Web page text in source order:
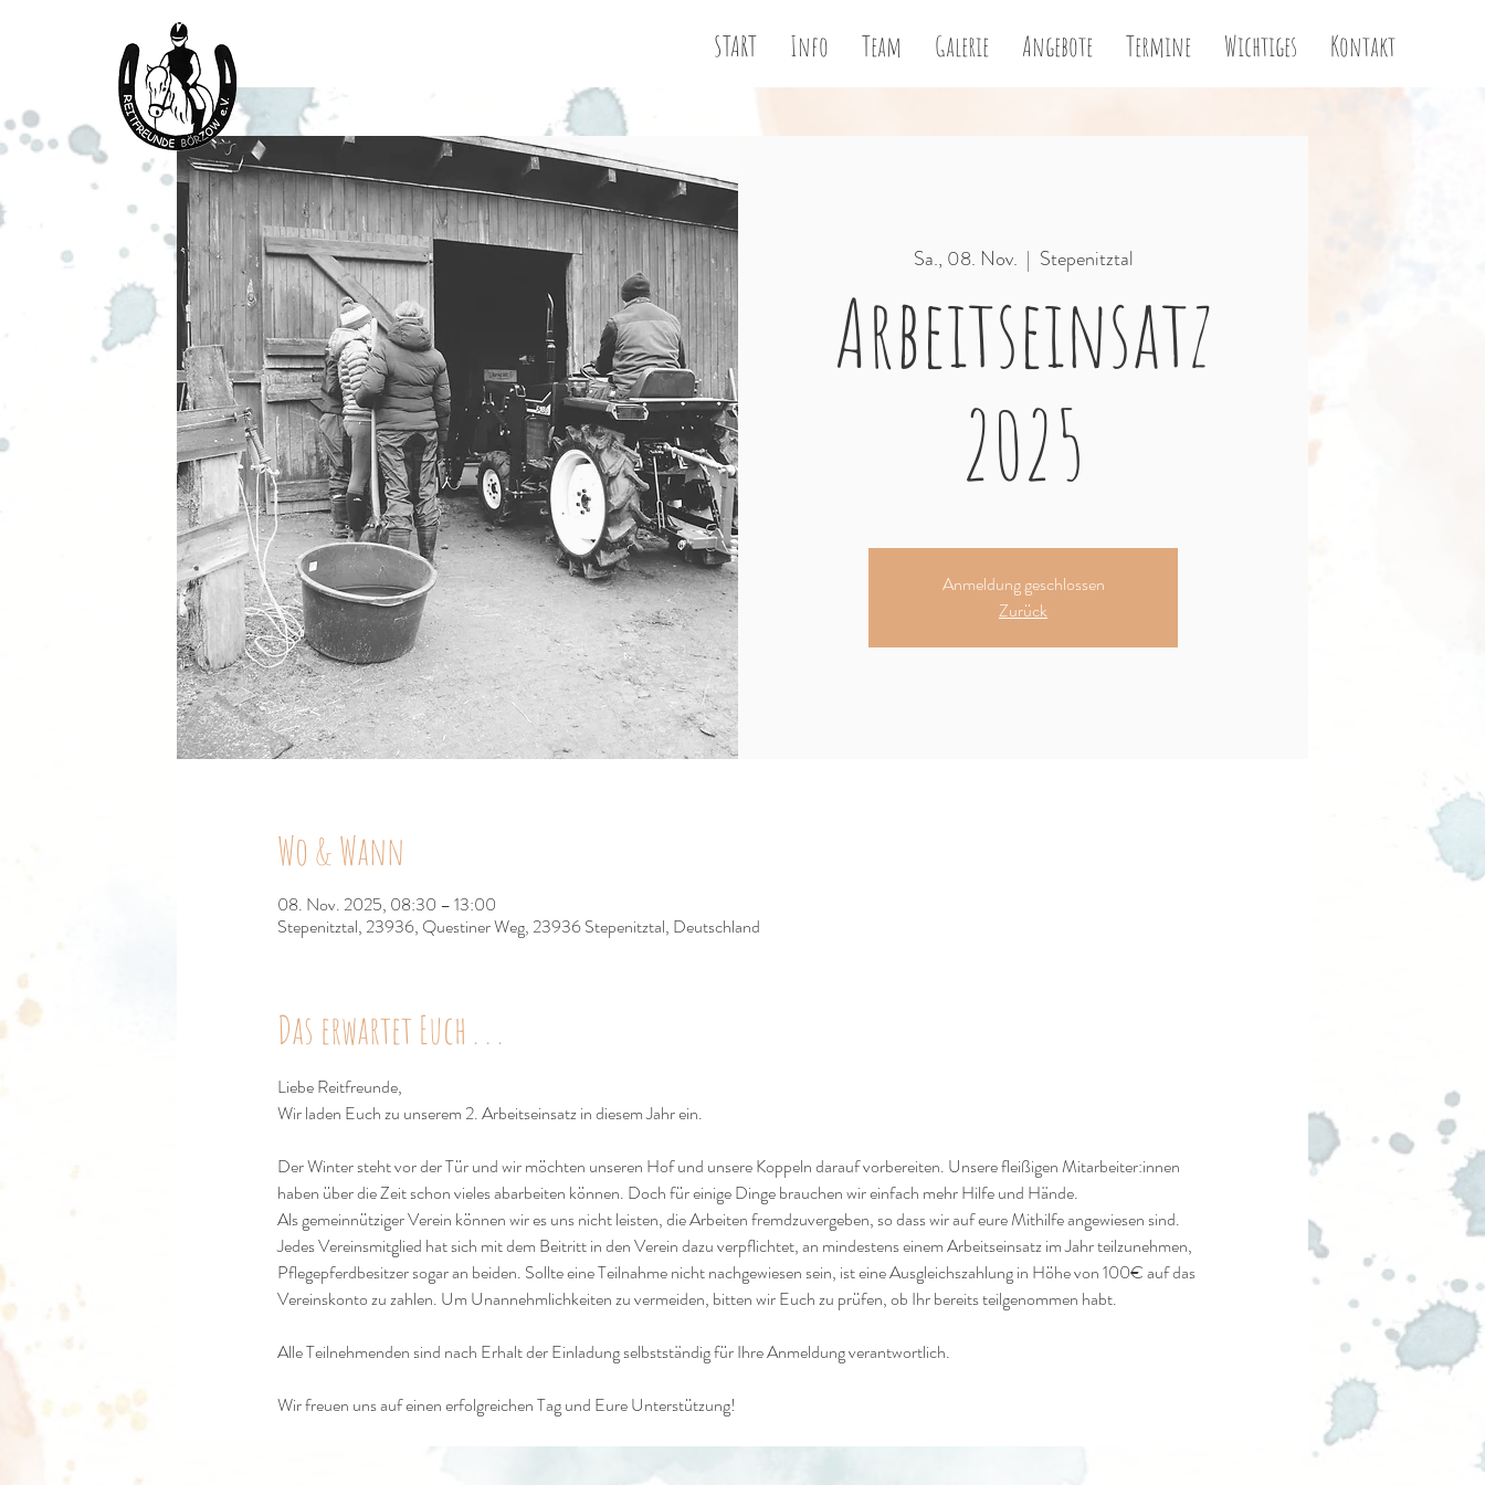
START Info Team Galerie Angebote Termine Wichtiges Kontakt
Sa., 08. Nov.
  |
Stepenitztal
Arbeitseinsatz
2025
Anmeldung geschlossen
Zurück
Wo & Wann
08. Nov. 2025, 08:30 – 13:00
Stepenitztal, 23936, Questiner Weg, 23936 Stepenitztal, Deutschland
Das erwartet Euch . . .
Liebe Reitfreunde,
Wir laden Euch zu unserem 2. Arbeitseinsatz in diesem Jahr ein.
Der Winter steht vor der Tür und wir möchten unseren Hof und unsere Koppeln darauf vorbereiten. Unsere fleißigen Mitarbeiter:innen
haben über die Zeit schon vieles abarbeiten können. Doch für einige Dinge brauchen wir einfach mehr Hilfe und Hände.
Als gemeinnütziger Verein können wir es uns nicht leisten, die Arbeiten fremdzuvergeben, so dass wir auf eure Mithilfe angewiesen sind.
Jedes Vereinsmitglied hat sich mit dem Beitritt in den Verein dazu verpflichtet, an mindestens einem Arbeitseinsatz im Jahr teilzunehmen,
Pflegepferdbesitzer sogar an beiden. Sollte eine Teilnahme nicht nachgewiesen sein, ist eine Ausgleichszahlung in Höhe von 100€ auf das
Vereinskonto zu zahlen. Um Unannehmlichkeiten zu vermeiden, bitten wir Euch zu prüfen, ob Ihr bereits teilgenommen habt.
Alle Teilnehmenden sind nach Erhalt der Einladung selbstständig für Ihre Anmeldung verantwortlich.
Wir freuen uns auf einen erfolgreichen Tag und Eure Unterstützung!